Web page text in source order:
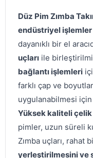
Düz Pim Zımba
endüstriyel işlemler
dayanıklı bir el
uçları ile
bağlantı işlemleri
farklı çap ve
uygulanabilmesi
Yüksek kaliteli
pimler, uzun süreli
Zımba uçları, rahat
yerleştirilmesini ve